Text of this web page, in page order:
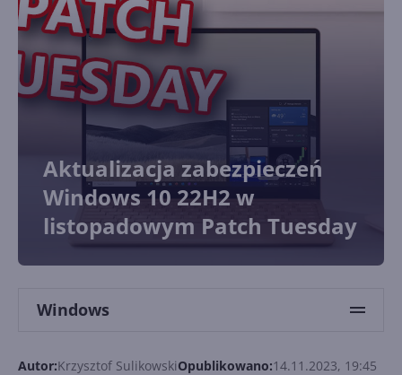
Aktualizacja zabezpieczeń
Windows 10 22H2 w
listopadowym Patch Tuesday
Windows
Autor:Krzysztof SulikowskiOpublikowano:14.11.2023, 19:45